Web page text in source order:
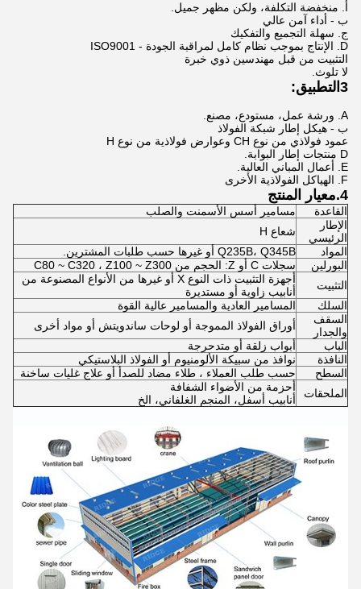
أ. منخفضة التكلفة، ولكن مظهر جميل.
ب - أداء آمن عالي
ج. سهلة التجميع والتفكيك
D. الإنتاج بموجب نظام كامل لمراقبة الجودة - ISO9001
التثبيت من قبل مهندسين ذوي خبرة
لا تلوث.
3التطبيق:
A. ورشة عمل، مستودع، مصنع.
ب - هيكل إطار شبكة الفولاذ
عمود فولاذي من نوع CH وعوارض فولاذية من نوع H
D منتجات إطار البوابة.
E. أعمال المباني العالية.
F. الهياكل الفولاذية الأخرى
4.معيار المنتج
القاعدة
مسامير أسس الأسمنت والصلب
الإطار
الرئيسي
شعاع H
المواد
Q235B، Q345B أو غيرها حسب طلبات المشترين.
البورلين
سجلات C أو Z: الحجم من C80 ~ C320 ، Z100 ~ Z300
التثبيت
أجهزة التثبيت ذات النوع X أو غيرها من الأنواع المصنوعة من
أنابيب زاوية أو مستديرة
السلك
المسامير العادية والمسامير عالية القوة
السقف
والجدار
أوراق الفولاذ المموجة أو لوحات ساندويتش أو مواد أخرى
الباب
أبواب زلقة أو متدحرجة
النافذة
نوافذ من سبيكة الألومنيوم أو الفولاذ البلاستيكي
السطح
حسب طلب العملاء ، طلاء مضاد للصدأ أو علاج غليات ساخنة
الملحقات
أحزمة من الأضواء الشفافة
أنابيب أسفل، المنجم الغلفاني، الخ